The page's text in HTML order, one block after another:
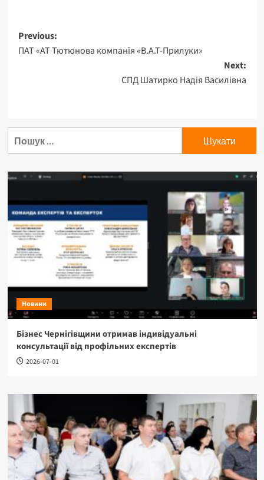
Previous:
ПАТ «АТ Тютюнова компанія «В.А.Т-Прилуки»
Next:
СПД Шатирко Надія Василівна
Новини
Бізнес Чернігівщини отримав індивідуальні
консультації від профільних експертів
2026-07-01